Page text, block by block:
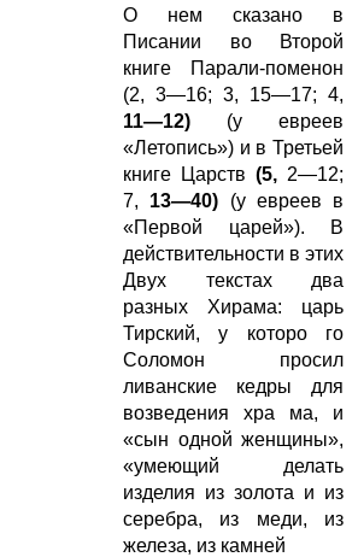
О нем сказано в
Писании во Второй
книге Парали-поменон
(2, 3—16; 3, 15—17; 4,
11—12) (у евреев
«Летопись») и в Третьей
книге Царств (5, 2—12;
7, 13—40) (у евреев в
«Первой царей»). В
действительности в этих
Двух текстах два
разных Хирама: царь
Тирский, у которо го
Соломон просил
ливанские кедры для
возведения хра ма, и
«сын одной женщины»,
«умеющий делать
изделия из золота и из
серебра, из меди, из
железа, из камней